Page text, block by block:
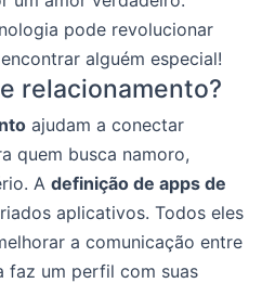
pode revolucionar
alguém especial!
relacionamento?
ajudam a conectar
quem busca namoro,
A definição de apps de
aplicativos. Todos eles
a comunicação entre
faz um perfil com suas